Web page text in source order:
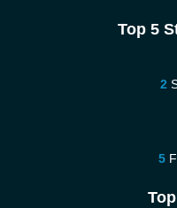
Top 5